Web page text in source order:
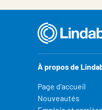
À propos de
Page d'accueil
Nouveautés